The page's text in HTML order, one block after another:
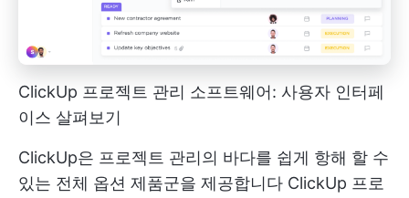
ClickUp 프로젝트 관리 소프트웨어: 사용자 인터페
이스 살펴보기
ClickUp은 프로젝트 관리의 바다를 쉽게 항해 할 수
있는 전체 옵션 제품군을 제공합니다 ClickUp 프로